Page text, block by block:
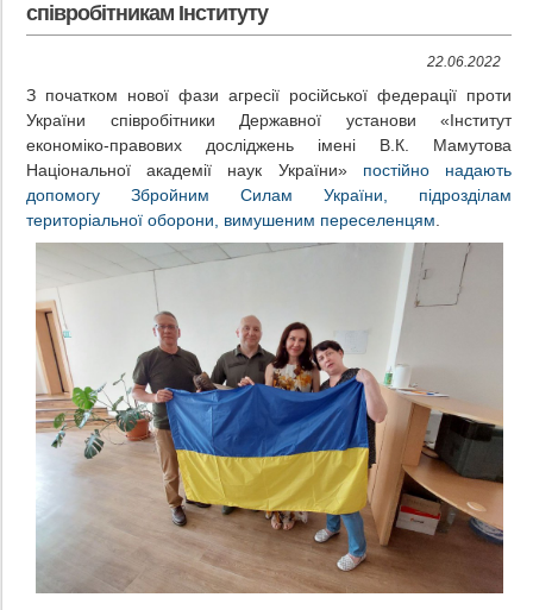
співробітникам Інституту
22.06.2022
З початком нової фази агресії російської федерації проти
України співробітники Державної установи «Інститут
економіко-правових досліджень імені В.К. Мамутова
Національної академії наук України» постійно надають
допомогу Збройним Силам України, підрозділам
територіальної оборони, вимушеним переселенцям